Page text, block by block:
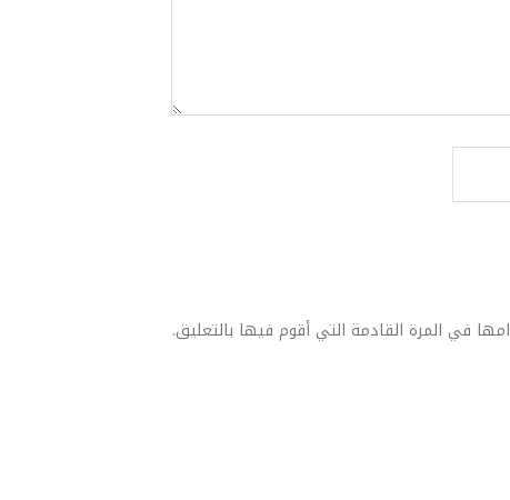
في المرة القادمة التي أقوم فيها بالتعليق.